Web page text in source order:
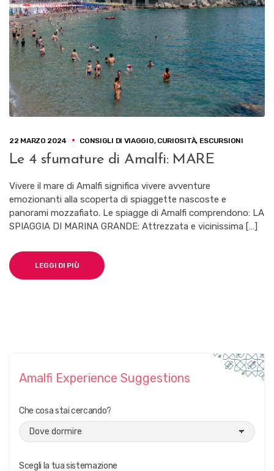
22 MARZO 2024 CONSIGLI DI VIAGGIO, CURIOSITÀ, ESCURSIONI
Le 4 sfumature di Amalfi: MARE
Vivere il mare di Amalfi significa vivere avventure
emozionanti alla scoperta di spiaggette nascoste e
panorami mozzafiato. Le spiagge di Amalfi comprendono: LA
SPIAGGIA DI MARINA GRANDE: Attrezzata e vicinissima […]
LEGGI DI PIÙ
Amalfi Experience Suggestions
Che cosa stai cercando?
Scegli la tua sistemazione